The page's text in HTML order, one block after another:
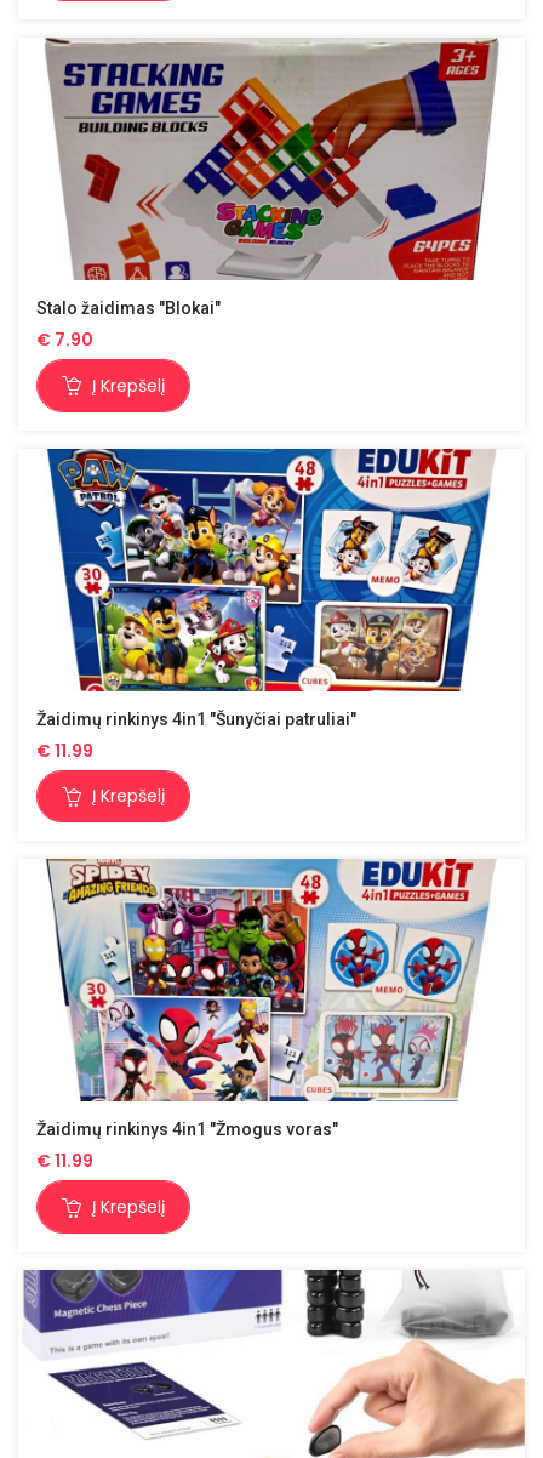
Stalo žaidimas "Blokai"
€ 7.90
Į Krepšelį
Žaidimų rinkinys 4in1 "Šunyčiai patruliai"
€11.99
Į Krepšelį
Žaidimų rinkinys 4in1 "Žmogus voras"
€11.99
Į Krepšelį